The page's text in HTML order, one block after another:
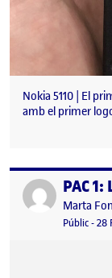
Nokia 5110 | El
amb el primer
Publicat perPAC
Publicat
Marta
Visibilitat:
Públic-28